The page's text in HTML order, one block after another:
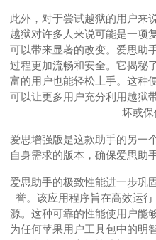
此外，对于尝试越狱的用户来
越狱对许多人来说可能是一项
可以带来显著的改变。爱思助
过程更加流畅和安全。它揭秘
富的用户也能轻松上手。这种
可以让更多用户充分利用越狱
坏或保
爱思增强版是这款助手的另一
自身需求的版本，确保爱思助
爱思助手的极致性能进一步巩
誉。该应用程序旨在高效运
源。这种可靠的性能使用户能
为任何苹果用户工具包中的明